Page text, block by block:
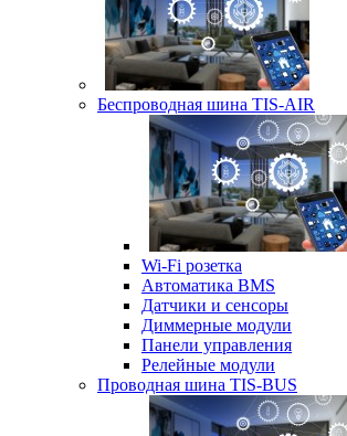
Беспроводная шина TIS-AIR
Wi-Fi розетка
Автоматика BMS
Датчики и сенсоры
Диммерные модули
Панели управления
Релейные модули
Проводная шина TIS-BUS